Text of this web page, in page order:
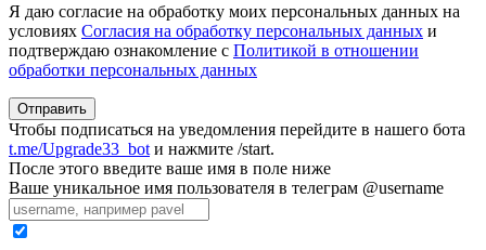
Я даю согласие на обработку моих персональных данных на
условиях Согласия на обработку персональных данных и
подтверждаю ознакомление с Политикой в отношении
обработки персональных данных
Отправить
Чтобы подписаться на уведомления перейдите в нашего бота
t.me/Upgrade33_bot и нажмите /start.
После этого введите ваше имя в поле ниже
Ваше уникальное имя пользователя в телеграм @username